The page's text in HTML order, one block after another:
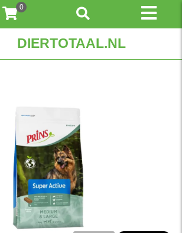
DIERTOTAAL.NL
0